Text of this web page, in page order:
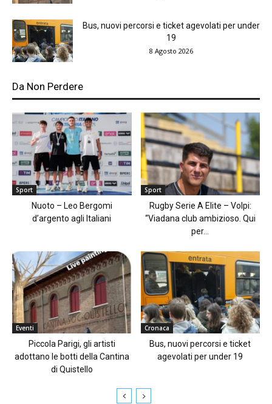
Bus, nuovi percorsi e ticket agevolati per under
19
8 Agosto 2026
Da Non Perdere
Sport
Nuoto – Leo Bergomi
d’argento agli Italiani
Sport
Rugby Serie A Elite – Volpi:
“Viadana club ambizioso. Qui
per...
Eventi
Piccola Parigi, gli artisti
adottano le botti della Cantina
di Quistello
Cronaca
Bus, nuovi percorsi e ticket
agevolati per under 19